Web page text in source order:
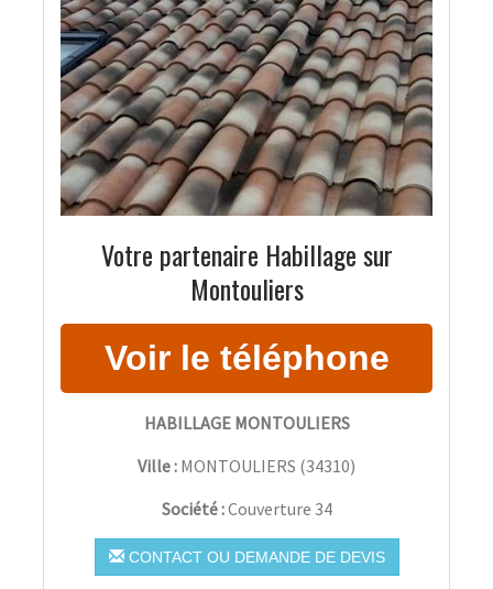
Votre partenaire Habillage sur
Montouliers
HABILLAGE MONTOULIERS
Ville : MONTOULIERS (34310)
Société :Couverture 34
CONTACT OU DEMANDE DE DEVIS